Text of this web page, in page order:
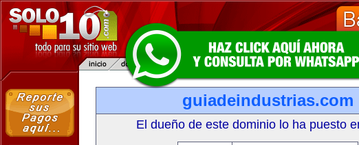
guiadeindustrias.com
El dueño de este dominio lo ha puesto